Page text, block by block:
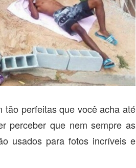
tão perfeitas que você acha até
perceber que nem sempre as
usados para fotos incríveis e